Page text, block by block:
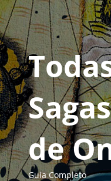
de
Guia Completo